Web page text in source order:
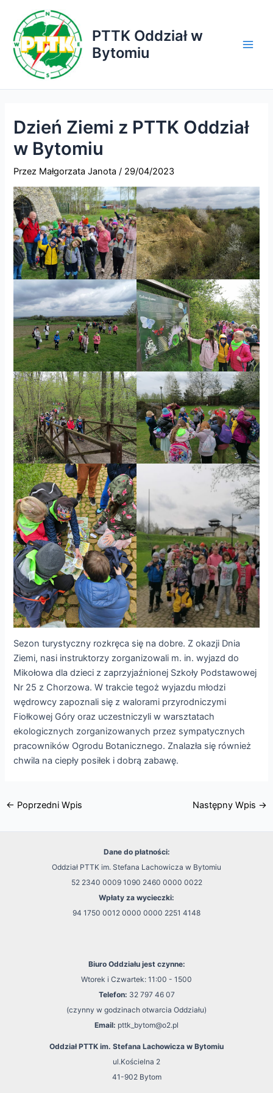
treści
PTTK Oddział w
Bytomiu
Dzień Ziemi z PTTK Oddział
w Bytomiu
Przez Małgorzata Janota/ 29/04/2023
Sezon turystyczny rozkręca się na dobre. Z okazji Dnia
Ziemi, nasi instruktorzy zorganizowali m. in. wyjazd do
Mikołowa dla dzieci z zaprzyjaźnionej Szkoły Podstawowej
Nr 25 z Chorzowa. W trakcie tegoż wyjazdu młodzi
wędrowcy zapoznali się z walorami przyrodniczymi
Fiołkowej Góry oraz uczestniczyli w warsztatach
ekologicznych zorganizowanych przez sympatycznych
pracowników Ogrodu Botanicznego. Znalazła się również
chwila na ciepły posiłek i dobrą zabawę.
← Poprzedni Wpis Następny Wpis →
Dane do płatności:
Oddział PTTK im. Stefana Lachowicza w Bytomiu
52 2340 0009 1090 2460 0000 0022
Wpłaty za wycieczki:
94 1750 0012 0000 0000 2251 4148
Biuro Oddziału jest czynne:
Wtorek i Czwartek: 11:00 - 1500
Telefon: 32 797 46 07
(czynny w godzinach otwarcia Oddziału)
Email: pttk_bytom@o2.pl
Oddział PTTK im. Stefana Lachowicza w Bytomiu
ul.Kościelna 2
41-902 Bytom